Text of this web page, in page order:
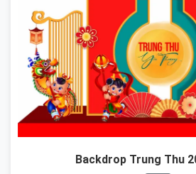
Backdrop Trung Thu